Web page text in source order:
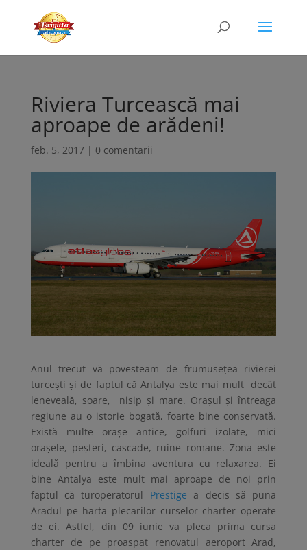
Riviera Turcească mai
aproape de arădeni!
feb. 5, 2017 | 0 comentarii
Anul trecut vă povesteam de frumuseţea rivierei
turceşti şi de faptul că Antalya este mai mult decât
leneveală, soare, nisip și mare. Orașul și întreaga
regiune au o istorie bogată, foarte bine conservată.
Există multe orașe antice, golfuri izolate, mici
orașele, peșteri, cascade, ruine romane. Zona este
ideală pentru a îmbina aventura cu relaxarea. Ei
bine Antalya este mult mai aproape de noi prin
faptul că turoperatorul Prestige a decis să puna
Aradul pe harta plecarilor curselor charter operate
de ei. Astfel, din 09 iunie va pleca prima cursa
charter de pe proaspat renovatul aeroport Arad,